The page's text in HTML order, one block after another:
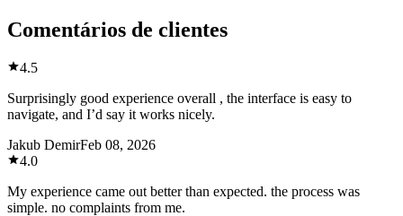
Comentários de clientes
4.5
Surprisingly good experience overall , the interface is easy to
navigate, and I’d say it works nicely.
Jakub DemirFeb 08, 2026
4.0
My experience came out better than expected. the process was
simple. no complaints from me.